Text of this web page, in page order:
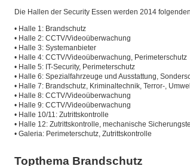
Die Hallen der Security Essen werden 2014
• Halle 1: Brandschutz
• Halle 2: CCTV/Videoüberwachung
• Halle 3: Systemanbieter
• Halle 4: CCTV/Videoüberwachung, Perimeterschutz
• Halle 5: IT-Security, Perimeterschutz
• Halle 6: Spezialfahrzeuge und Ausstattung,
• Halle 7: Brandschutz, Kriminaltechnik, Terror-,
• Halle 8: CCTV/Videoüberwachung
• Halle 9: CCTV/Videoüberwachung
• Halle 10/11: Zutrittskontrolle
• Halle 12: Zutrittskontrolle, mechanische
• Galeria: Perimeterschutz, Zutrittskontrolle
Topthema Brandschutz